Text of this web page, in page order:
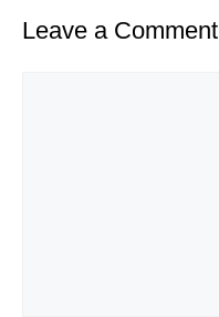
Leave a Comment